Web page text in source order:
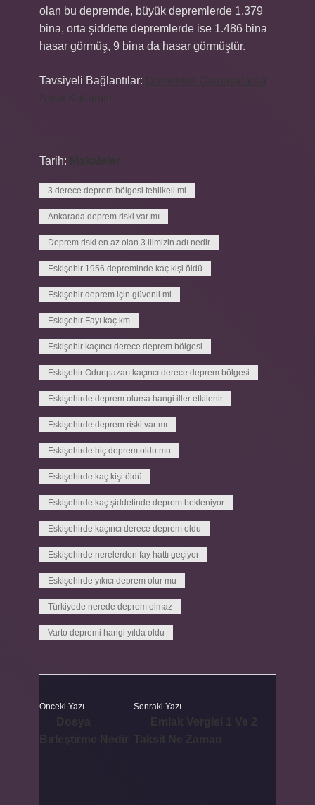
olan bu depremde, büyük depremlerde 1.379
bina, orta şiddette depremlerde ise 1.486 bina
hasar görmüş, 9 bina da hasar görmüştür.
Tavsiyeli Bağlantılar:
Tarih:
3 derece deprem bölgesi tehlikeli mi
Ankarada deprem riski var mı
Deprem riski en az olan 3 ilimizin adı nedir
Eskişehir 1956 depreminde kaç kişi öldü
Eskişehir deprem için güvenli mi
Eskişehir Fayı kaç km
Eskişehir kaçıncı derece deprem bölgesi
Eskişehir Odunpazarı kaçıncı derece deprem bölgesi
Eskişehirde deprem olursa hangi iller etkilenir
Eskişehirde deprem riski var mı
Eskişehirde hiç deprem oldu mu
Eskişehirde kaç kişi öldü
Eskişehirde kaç şiddetinde deprem bekleniyor
Eskişehirde kaçıncı derece deprem oldu
Eskişehirde nerelerden fay hattı geçiyor
Eskişehirde yıkıcı deprem olur mu
Türkiyede nerede deprem olmaz
Varto depremi hangi yılda oldu
Önceki Yazı Sonraki Yazı